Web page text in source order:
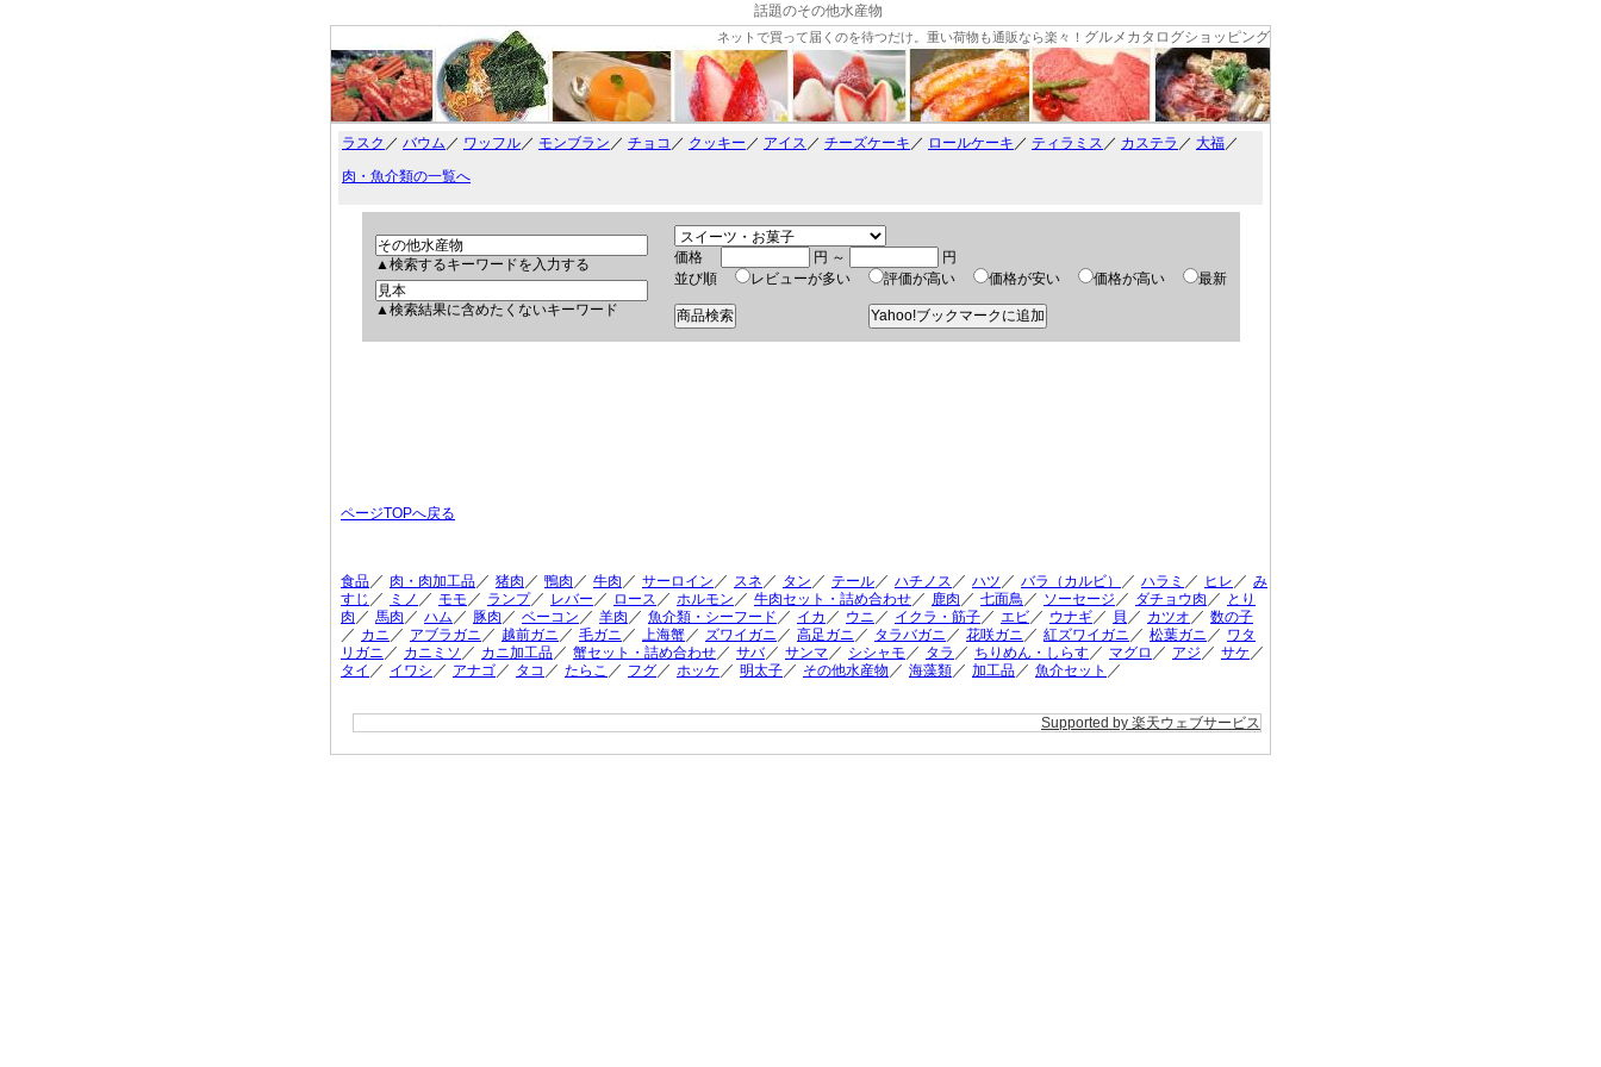
話題のその他水産物
ネットで買って届くのを待つだけ。重い荷物も通販なら楽々！ グルメカタログショッピング
ラスク ／ バウム ／ ワッフル／ モンブラン ／ チョコ ／ クッキー ／ アイス ／ チーズケーキ ／ ロールケーキ ／ ティラミス ／ カステラ ／ 大福／
肉・魚介類の一覧へ
▲検索するキーワードを入力する
▲検索結果に含めたくないキーワード
価格 円 ～
円
並び順
レビューが多い 評価が高い 価格が安い 価格が高い 最新
ページTOPへ戻る
食品／ 肉・肉加工品／ 猪肉 ／ 鴨肉 ／ 牛肉 ／ サーロイン ／ スネ ／ タン ／ テール／ ハチノス ／ ハツ ／ バラ（カルビ） ／ ハラミ ／ ヒレ ／ み
すじ ／ ミノ ／ モモ ／ ランプ／ レバー ／ ロース ／ ホルモン ／ 牛肉セット・詰め合わせ／ 鹿肉 ／ 七面鳥 ／ ソーセージ ／ ダチョウ肉 ／ とり
肉 ／ 馬肉 ／ ハム ／ 豚肉 ／ ベーコン ／ 羊肉 ／ 魚介類・シーフード ／ イカ ／ ウニ ／ イクラ・筋子／ エビ／ ウナギ／ 貝 ／ カツオ ／ 数の子
／ カニ ／ アブラガニ ／ 越前ガニ ／ 毛ガニ ／ 上海蟹／ ズワイガニ ／ 高足ガニ ／ タラバガニ ／ 花咲ガニ ／ 紅ズワイガニ ／ 松葉ガニ ／ ワタ
リガニ ／ カニミソ ／ カニ加工品／ 蟹セット・詰め合わせ／ サバ／ サンマ ／ シシャモ ／ タラ ／ ちりめん・しらす／ マグロ ／ アジ ／ サケ ／
タイ ／ イワシ ／ アナゴ／ タコ ／ たらこ ／ フグ／ ホッケ ／ 明太子／ その他水産物 ／ 海藻類／ 加工品／ 魚介セット ／
Supported by 楽天ウェブサービス